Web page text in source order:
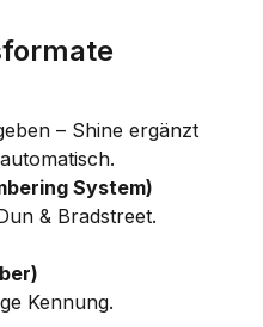
– Shine ergänzt
System)
& Bradstreet.
Kennung.